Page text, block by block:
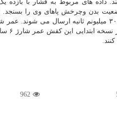
داده های مربوط به فشار با بازده
وضعیت بدن وچرخش پاهای وی را
سیستم ابداعی مذکور در تعیین وضعیت بدن ۵ سانتی متر است و داده ها با تاخیر ۳۰
بالاتر این
962